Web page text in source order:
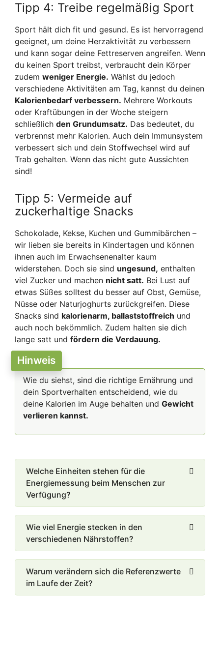
Tipp 4: Treibe regelmäßig Sport
Sport hält dich fit und gesund. Es ist hervorragend
geeignet, um deine Herzaktivität zu verbessern
und kann sogar deine Fettreserven angreifen. Wenn
du keinen Sport treibst, verbraucht dein Körper
zudem weniger Energie. Wählst du jedoch
verschiedene Aktivitäten am Tag, kannst du deinen
Kalorienbedarf verbessern. Mehrere Workouts
oder Kraftübungen in der Woche steigern
schließlich den Grundumsatz. Das bedeutet, du
verbrennst mehr Kalorien. Auch dein Immunsystem
verbessert sich und dein Stoffwechsel wird auf
Trab gehalten. Wenn das nicht gute Aussichten
sind!
Tipp 5: Vermeide auf
zuckerhaltige Snacks
Schokolade, Kekse, Kuchen und Gummibärchen –
wir lieben sie bereits in Kindertagen und können
ihnen auch im Erwachsenenalter kaum
widerstehen. Doch sie sind ungesund, enthalten
viel Zucker und machen nicht satt. Bei Lust auf
etwas Süßes solltest du besser auf Obst, Gemüse,
Nüsse oder Naturjoghurts zurückgreifen. Diese
Snacks sind kalorienarm, ballaststoffreich und
auch noch bekömmlich. Zudem halten sie dich
lange satt und fördern die Verdauung.
Hinweis
Wie du siehst, sind die richtige Ernährung und
dein Sportverhalten entscheidend, wie du
deine Kalorien im Auge behalten und Gewicht
verlieren kannst.
Welche Einheiten stehen für die
Energiemessung beim Menschen zur
Verfügung?
Wie viel Energie stecken in den
verschiedenen Nährstoffen?
Warum verändern sich die Referenzwerte
im Laufe der Zeit?